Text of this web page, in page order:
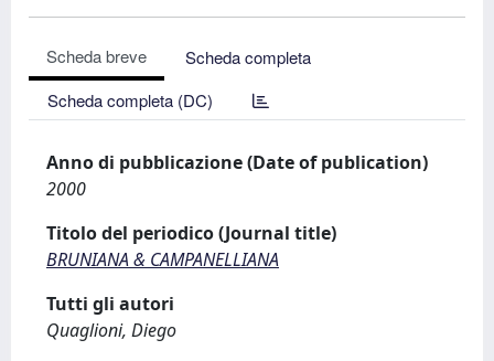
Scheda breve
Scheda completa
Scheda completa (DC)
Anno di pubblicazione (Date of publication)
2000
Titolo del periodico (Journal title)
BRUNIANA & CAMPANELLIANA
Tutti gli autori
Quaglioni, Diego